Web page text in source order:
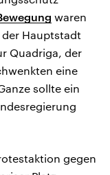
waren
Hauptstadt
Quadriga, der
eine
sollte ein
gegen